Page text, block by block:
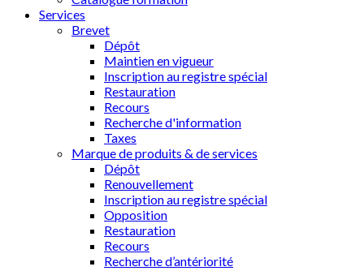
Services
Brevet
Dépôt
Maintien en vigueur
Inscription au registre spécial
Restauration
Recours
Recherche d'information
Taxes
Marque de produits & de services
Dépôt
Renouvellement
Inscription au registre spécial
Opposition
Restauration
Recours
Recherche d’antériorité